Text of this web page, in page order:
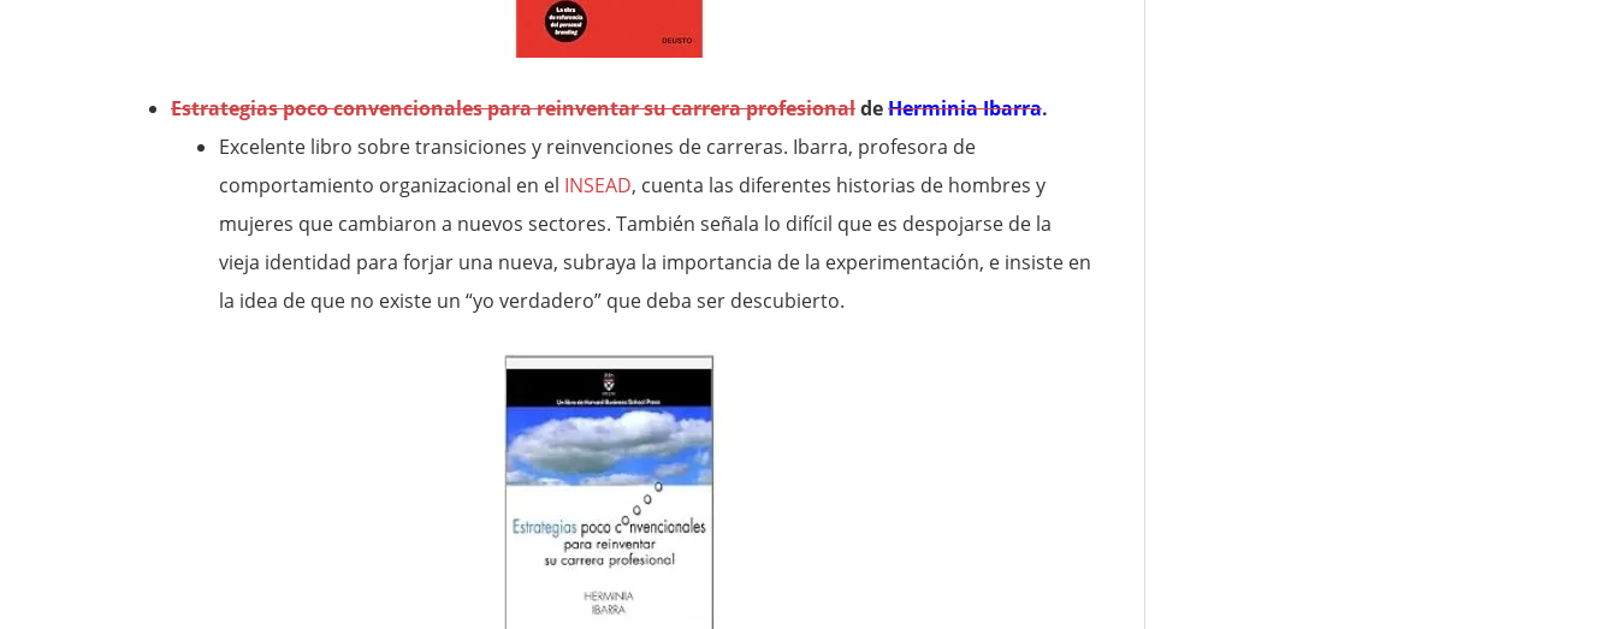
Estrategias poco convencionales para reinventar su carrera profesionaldeHerminia Ibarra.
Excelente libro sobre transiciones y reinvenciones de carreras. Ibarra, profesora de
comportamiento organizacional en el INSEAD, cuenta las diferentes historias de hombres y
mujeres que cambiaron a nuevos sectores. También señala lo difícil que es despojarse de la
vieja identidad para forjar una nueva, subraya la importancia de la experimentación, e insiste en
la idea de que no existe un “yo verdadero” que deba ser descubierto.